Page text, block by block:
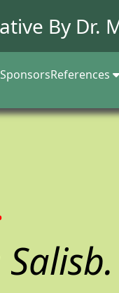
By Dr.
SponsorsReferences